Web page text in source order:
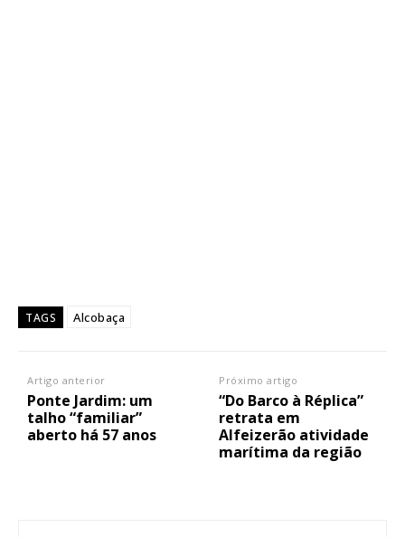
TAGS Alcobaça
Artigo anterior
Ponte Jardim: um
talho “familiar”
aberto há 57 anos
Próximo artigo
“Do Barco à Réplica”
retrata em
Alfeizerão atividade
marítima da região